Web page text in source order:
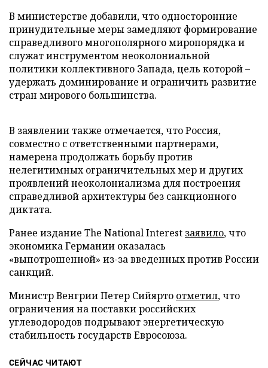
В министерстве добавили, что односторонние
принудительные меры замедляют формирование
справедливого многополярного миропорядка и
служат инструментом неоколониальной
политики коллективного Запада, цель которой –
удержать доминирование и ограничить развитие
стран мирового большинства.
В заявлении также отмечается, что Россия,
совместно с ответственными партнерами,
намерена продолжать борьбу против
нелегитимных ограничительных мер и других
проявлений неоколониализма для построения
справедливой архитектуры без санкционного
диктата.
Ранее издание The National Interest заявило, что
экономика Германии оказалась
«выпотрошенной» из-за введенных против России
санкций.
Министр Венгрии Петер Сийярто отметил, что
ограничения на поставки российских
углеводородов подрывают энергетическую
стабильность государств Евросоюза.
СЕЙЧАС ЧИТАЮТ